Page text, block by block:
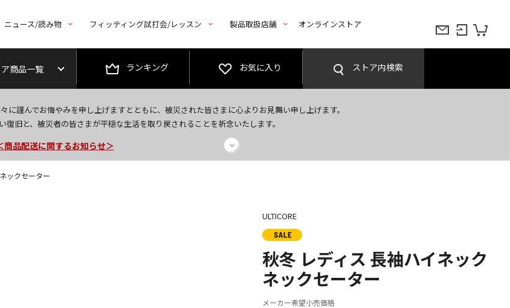
ニュース/読み物 フィッティング試打会/レッスン 製品取扱店舗 オンラインストア
商品一覧 ランキング お気に入り ストア内検索
に謹んでお悔やみを申し上げますとともに、被災された皆さまに心よりお見舞い申し上げます。
復旧と、被災者の皆さまが平穏な生活を取り戻されることを祈念いたします。
なら新規会員登録で1,000円OFFクーポンプレゼント！
商品配送に関するお知らせ＞
夏季休暇中のご注文・発送・お問い合わせ＞
ックセーター
ULTICORE
秋冬 レディス 長袖ハイネック
ネックセーター
メーカー希望小売価格